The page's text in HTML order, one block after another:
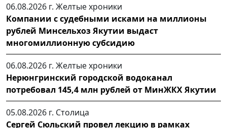
06.08.2026 г. Желтые хроники
Компании с судебными исками на миллионы
рублей Минсельхоз Якутии выдаст
многомиллионную субсидию
06.08.2026 г. Желтые хроники
Нерюнгринский городской водоканал
потребовал 145,4 млн рублей от МинЖКХ Якутии
05.08.2026 г. Столица
Сергей Сюльский провел лекцию в рамках